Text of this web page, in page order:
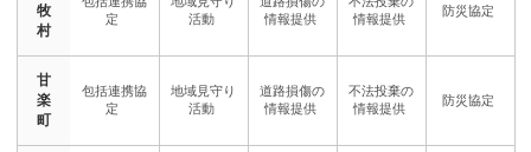
牧
村
甘
楽
町